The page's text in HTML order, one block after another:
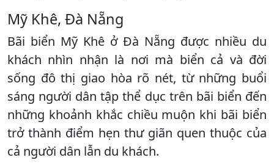
Mỹ Khê, Đà Nẵng
Bãi biển Mỹ Khê ở Đà Nẵng được nhiều du
khách nhìn nhận là nơi mà biển cả và đời
sống đô thị giao hòa rõ nét, từ những buổi
sáng người dân tập thể dục trên bãi biển đến
những khoảnh khắc chiều muộn khi bãi biển
trở thành điểm hẹn thư giãn quen thuộc của
cả người dân lẫn du khách.